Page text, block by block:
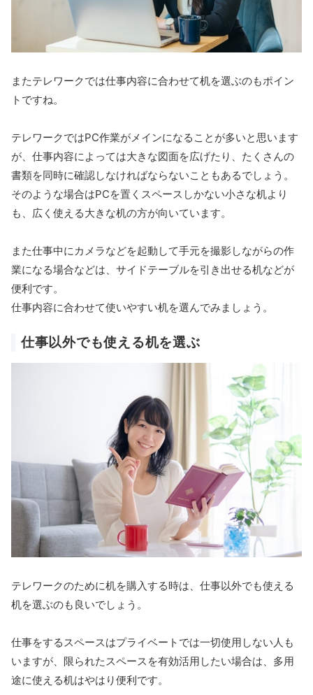
またテレワークでは仕事内容に合わせて机を選ぶのもポイン
トですね。
テレワークではPC作業がメインになることが多いと思います
が、仕事内容によっては大きな図面を広げたり、たくさんの
書類を同時に確認しなければならないこともあるでしょう。
そのような場合はPCを置くスペースしかない小さな机より
も、広く使える大きな机の方が向いています。
また仕事中にカメラなどを起動して手元を撮影しながらの作
業になる場合などは、サイドテーブルを引き出せる机などが
便利です。
仕事内容に合わせて使いやすい机を選んでみましょう。
仕事以外でも使える机を選ぶ
テレワークのために机を購入する時は、仕事以外でも使える
机を選ぶのも良いでしょう。
仕事をするスペースはプライベートでは一切使用しない人も
いますが、限られたスペースを有効活用したい場合は、多用
途に使える机はやはり便利です。